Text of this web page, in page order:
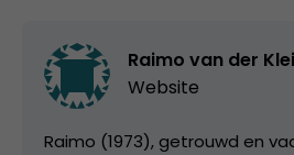
Raimo van der
Website
Raimo (1973), getrouwd en